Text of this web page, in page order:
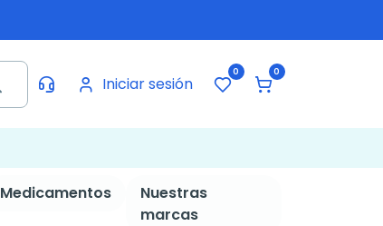
Iniciar sesión
0 0
Medicamentos
Nuestras
marcas